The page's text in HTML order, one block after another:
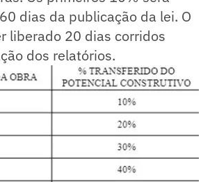
dias da publicação da lei. O
liberado 20 dias corridos
dos relatórios.